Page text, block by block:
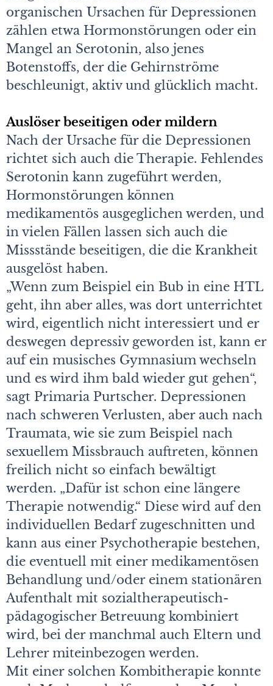
organischen Ursachen für Depressionen
zählen etwa Hormonstörungen oder ein
Mangel an Serotonin, also jenes
Botenstoffs, der die Gehirnströme
beschleunigt, aktiv und glücklich macht.
Auslöser beseitigen oder mildern
Nach der Ursache für die Depressionen
richtet sich auch die Therapie. Fehlendes
Serotonin kann zugeführt werden,
Hormonstörungen können
medikamentös ausgeglichen werden, und
in vielen Fällen lassen sich auch die
Missstände beseitigen, die die Krankheit
ausgelöst haben.
„Wenn zum Beispiel ein Bub in eine HTL
geht, ihn aber alles, was dort unterrichtet
wird, eigentlich nicht interessiert und er
deswegen depressiv geworden ist, kann er
auf ein musisches Gymnasium wechseln
und es wird ihm bald wieder gut gehen“,
sagt Primaria Purtscher. Depressionen
nach schweren Verlusten, aber auch nach
Traumata, wie sie zum Beispiel nach
sexuellem Missbrauch auftreten, können
freilich nicht so einfach bewältigt
werden. „Dafür ist schon eine längere
Therapie notwendig.“ Diese wird auf den
individuellen Bedarf zugeschnitten und
kann aus einer Psychotherapie bestehen,
die eventuell mit einer medikamentösen
Behandlung und/oder einem stationären
Aufenthalt mit sozialtherapeutisch-
pädagogischer Betreuung kombiniert
wird, bei der manchmal auch Eltern und
Lehrer miteinbezogen werden.
Mit einer solchen Kombitherapie konnte